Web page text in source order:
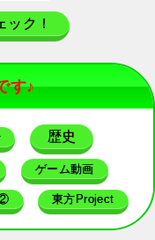
ク！
す♪
歴史
ゲーム動画
② 東方Project